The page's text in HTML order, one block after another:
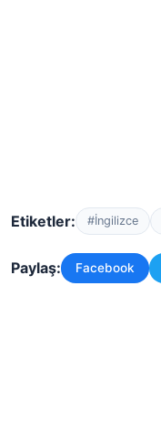
Etiketler: #İngilizce
Paylaş: Facebook